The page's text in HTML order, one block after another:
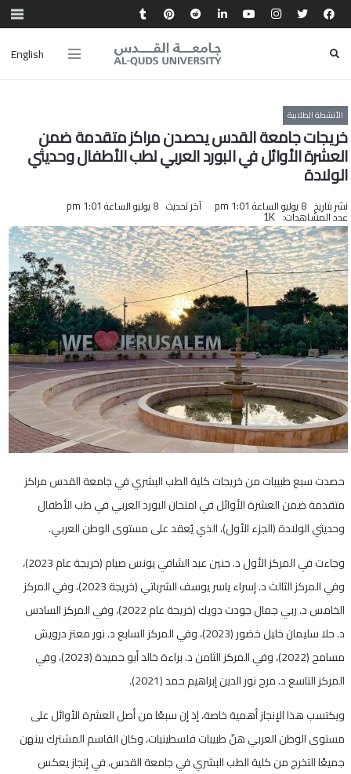
English
الأنشطة الطلابية
خريجات جامعة القدس يحصدن مراكز متقدمة ضمن
العشرة الأوائل في البورد العربي لطب الأطفال وحديثي
الولادة
نشر بتاريخ 8 يوليو الساعة 1:01 pm آخر تحديث 8 يوليو الساعة 1:01 pm
عدد المشاهدات: 1K
حصدت سبع طبيبات من خريجات كلية الطب البشري في جامعة القدس مراكز
متقدمة ضمن العشرة الأوائل في امتحان البورد العربي في طب الأطفال
وحديثي الولادة (الجزء الأول)، الذي يُعقد على مستوى الوطن العربي.
وجاءت في المركز الأول د. حنين عبد الشافي يونس صيام (خريجة عام 2023)،
وفي المركز الثالث د. إسراء ياسر يوسف الشرباتي (خريجة 2023)، وفي المركز
الخامس د. ربي جمال جودت دويك (خريجة عام 2022)، وفي المركز السادس
د. حلا سليمان خليل خضور (2023)، وفي المركز السابع د. نور معتز درويش
مسامح (2022)، وفي المركز الثامن د. براءة خالد أبو حميدة (2023)، وفي
المركز التاسع د. مرح نور الدين إبراهيم حمد (2021).
ويكتسب هذا الإنجاز أهمية خاصة، إذ إن سبعًا من أصل العشرة الأوائل على
مستوى الوطن العربي هنّ طبيبات فلسطينيات، وكان القاسم المشترك بينهن
جميعًا التخرج من كلية الطب البشري في جامعة القدس، في إنجاز يعكس